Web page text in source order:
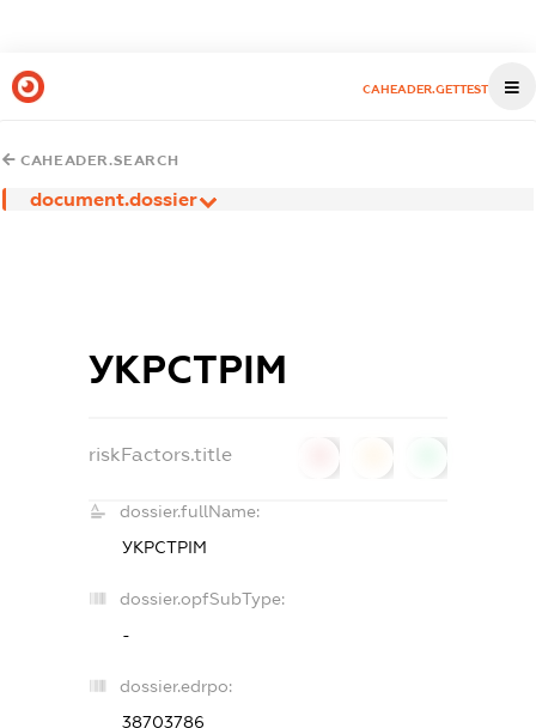
CAHEADER.GETTEST
CAHEADER.SEARCH
document.dossier
УКРСТРІМ
riskFactors.title
dossier.fullName:
УКРСТРІМ
dossier.opfSubType:
-
dossier.edrpo:
38703786